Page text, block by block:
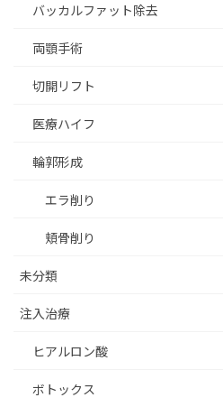
バッカルファット除去
両顎手術
切開リフト
医療ハイフ
輪郭形成
エラ削り
頬骨削り
未分類
注入治療
ヒアルロン酸
ボトックス